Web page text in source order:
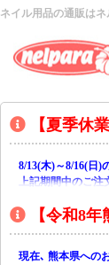
ネイル用品の通販は
【夏季休
8/13(木)～8/16(日)
上記期間中のご
【令和8
現在､ 熊本県への